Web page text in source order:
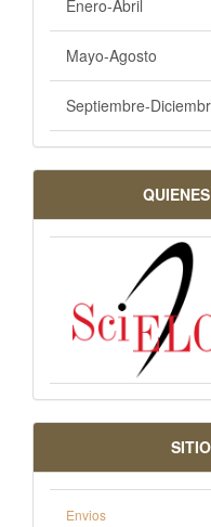
Enero-Abril
Mayo-Agosto
Septiembre-
Envios